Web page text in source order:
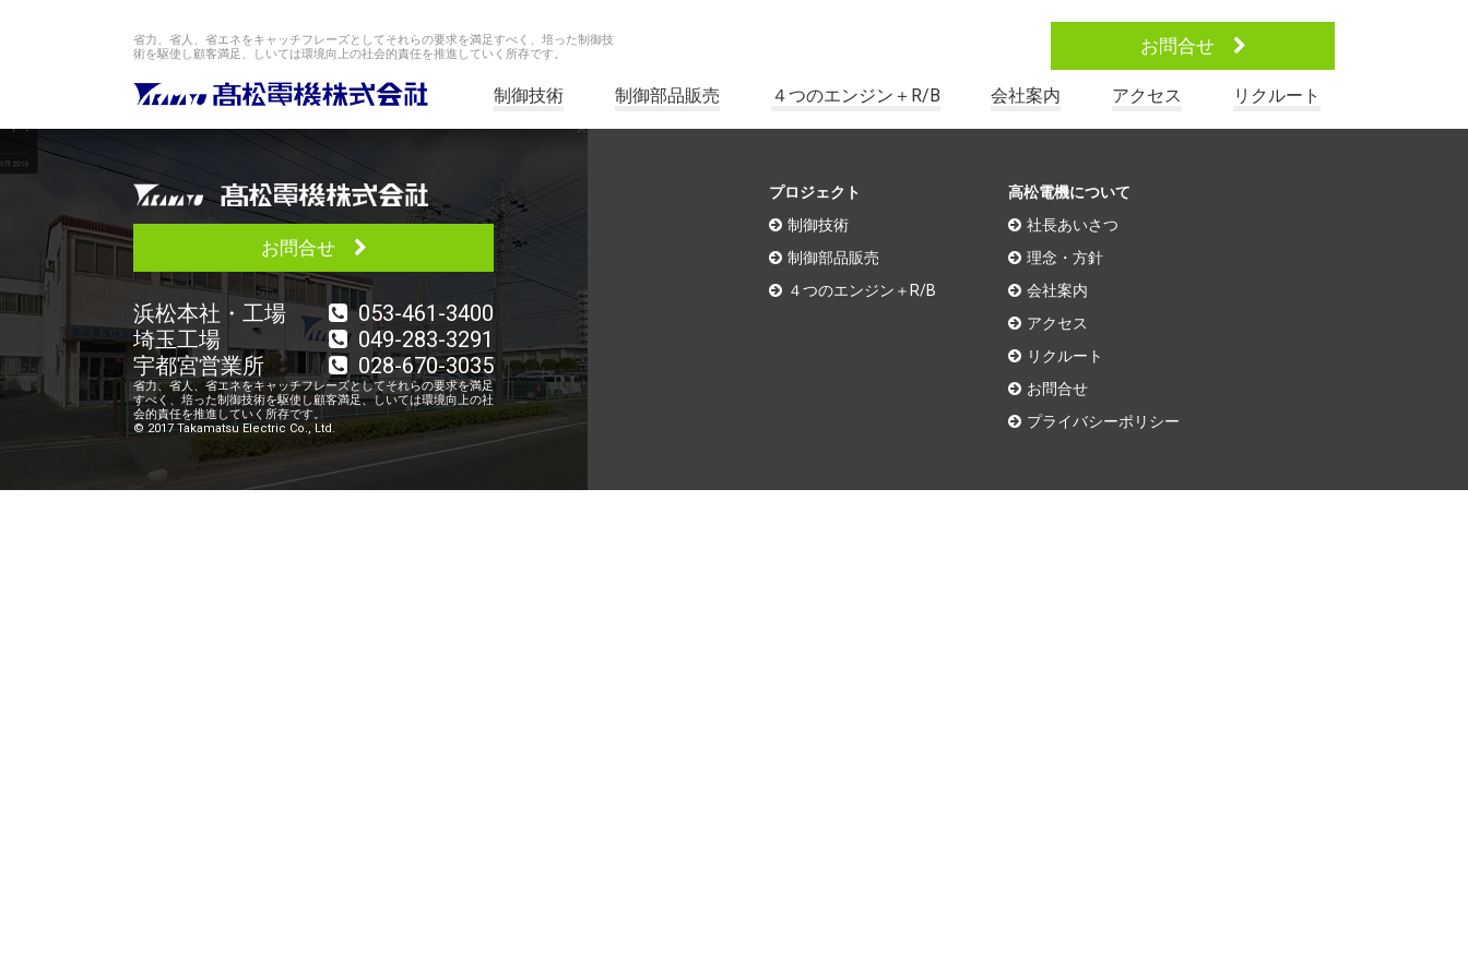
省力、省人、省エネをキャッチフレーズとしてそれらの要求を満足すべく、培った制御技
術を駆使し顧客満足、しいては環境向上の社会的責任を推進していく所存です。
お問合せ
制御技術 制御部品販売 ４つのエンジン＋R/B 会社案内 アクセス リクルート
お問合せ
浜松本社・工場
053-461-3400
埼玉工場
049-283-3291
宇都宮営業所
028-670-3035
省力、省人、省エネをキャッチフレーズとしてそれらの要求を満足
すべく、培った制御技術を駆使し顧客満足、しいては環境向上の社
会的責任を推進していく所存です。
© 2017 Takamatsu Electric Co., Ltd.
プロジェクト
制御技術
制御部品販売
４つのエンジン＋R/B
高松電機について
社長あいさつ
理念・方針
会社案内
アクセス
リクルート
お問合せ
プライバシーポリシー